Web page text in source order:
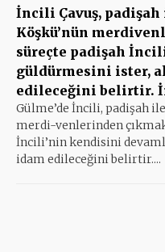
İncili Çavuş,
Köşkü’nün
süreçte padişah
güldürmesini ister,
edileceğini belirtir.
Gülme’de İncili, padişah
merdi-venlerinden
İncili’nin kendisini
idam edileceğini belirtir....